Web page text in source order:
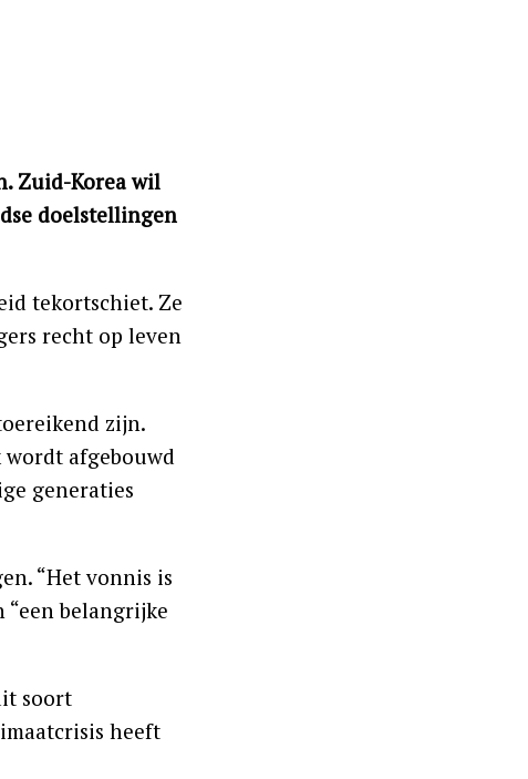
Zuid-Korea wil
doelstellingen
tekortschiet. Ze
recht op leven
zijn.
afgebouwd
generaties
“Het vonnis is
“een belangrijke
soort
heeft